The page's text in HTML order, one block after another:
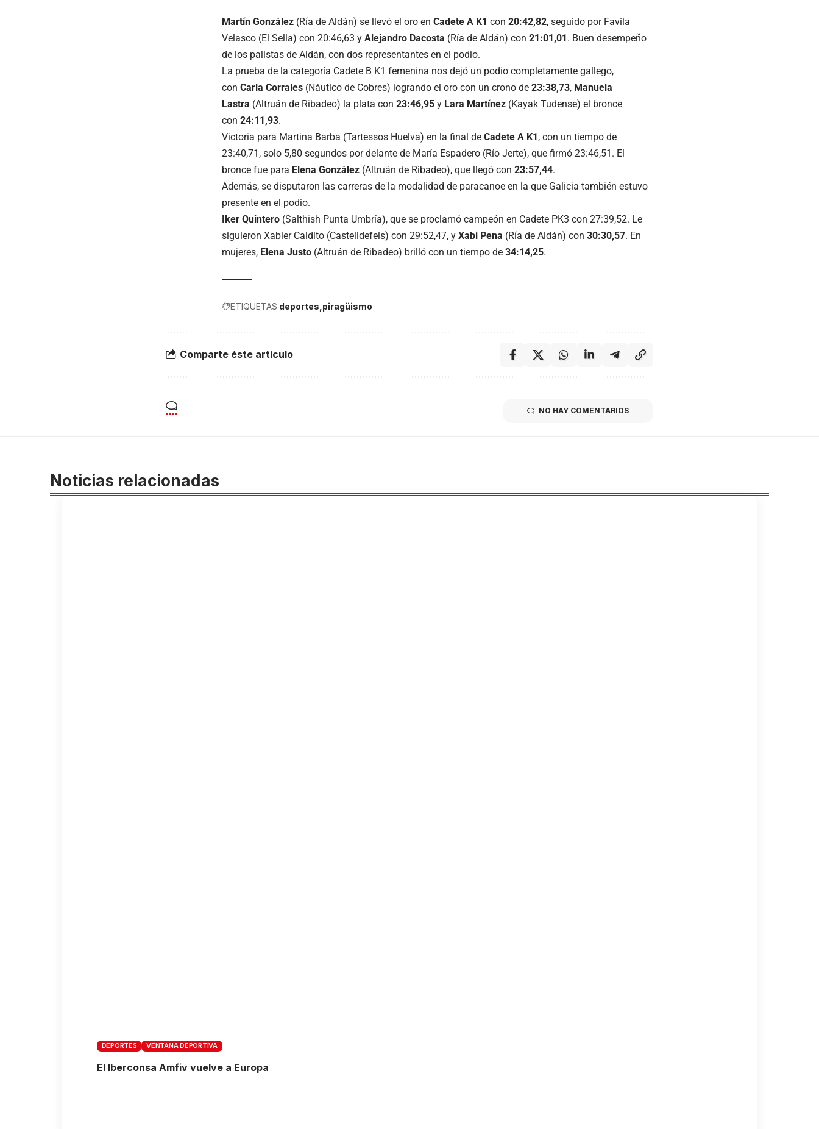
Martín González (Ría de Aldán) se llevó el oro en Cadete A K1 con 20:42,82, seguido por Favila
Velasco (El Sella) con 20:46,63 y Alejandro Dacosta (Ría de Aldán) con 21:01,01. Buen desempeño
de los palistas de Aldán, con dos representantes en el podio.
La prueba de la categoría Cadete B K1 femenina nos dejó un podio completamente gallego,
con Carla Corrales (Náutico de Cobres) logrando el oro con un crono de 23:38,73, Manuela
Lastra (Altruán de Ribadeo) la plata con 23:46,95 y Lara Martínez (Kayak Tudense) el bronce
con 24:11,93.
Victoria para Martina Barba (Tartessos Huelva) en la final de Cadete A K1, con un tiempo de
23:40,71, solo 5,80 segundos por delante de María Espadero (Río Jerte), que firmó 23:46,51. El
bronce fue para Elena González (Altruán de Ribadeo), que llegó con 23:57,44.
Además, se disputaron las carreras de la modalidad de paracanoe en la que Galicia también estuvo
presente en el podio.
Iker Quintero (Salthish Punta Umbría), que se proclamó campeón en Cadete PK3 con 27:39,52. Le
siguieron Xabier Caldito (Castelldefels) con 29:52,47, y Xabi Pena (Ría de Aldán) con 30:30,57. En
mujeres, Elena Justo (Altruán de Ribadeo) brilló con un tiempo de 34:14,25.
ETIQUETAS deportes piragüismo
Comparte éste artículo
NO HAY COMENTARIOS
Noticias relacionadas
DEPORTES VENTANA DEPORTIVA
El Iberconsa Amfiv vuelve a Europa